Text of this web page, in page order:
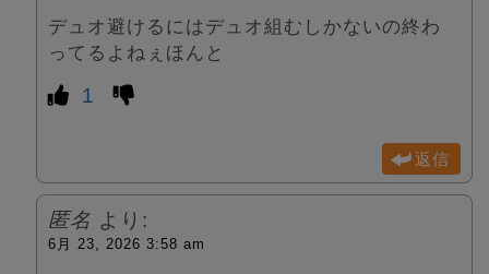
デュオ避けるにはデュオ組むしかないの終わ
ってるよねぇほんと
1
返信
匿名 より:
6月 23, 2026 3:58 am